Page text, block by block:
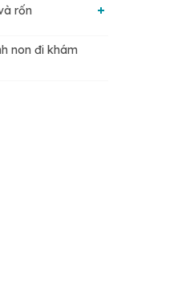
rốn
triển của bé
non đi khám